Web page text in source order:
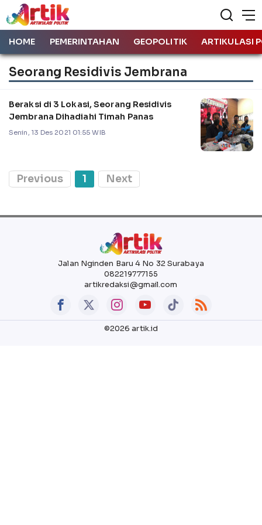
HOME PEMERINTAHAN GEOPOLITIK ARTIKULASI
Seorang Residivis Jembrana
Beraksi di 3 Lokasi, Seorang Residivis
Jembrana Dihadiahi Timah Panas
Senin, 13 Des 2021 01:55 WIB
Previous 1 Next
Jalan Nginden Baru 4 No 32 Surabaya
082219777155
artikredaksi@gmail.com
©2026 artik.id